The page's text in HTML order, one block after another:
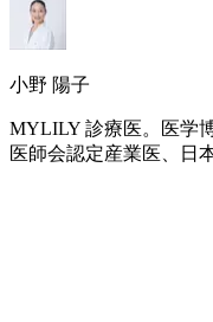
小野 陽子
MYLILY 診療医。医学
医師会認定産業医、日